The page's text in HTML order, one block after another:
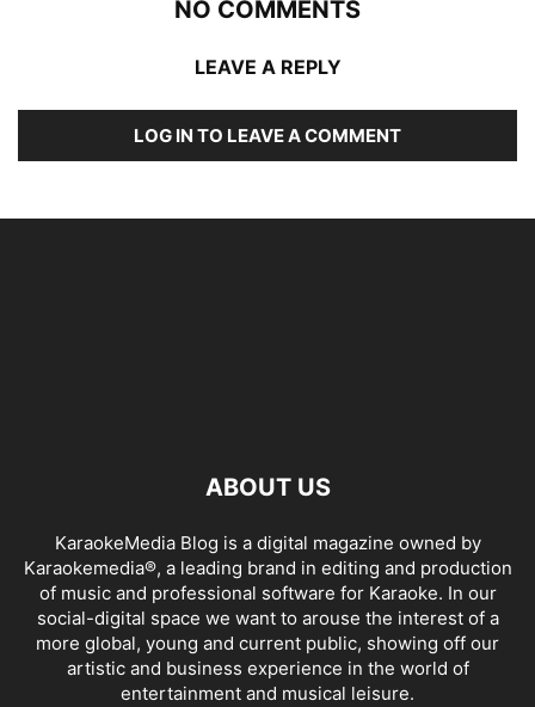
NO COMMENTS
LEAVE A REPLY
LOG IN TO LEAVE A COMMENT
ABOUT US
KaraokeMedia Blog is a digital magazine owned by
Karaokemedia®, a leading brand in editing and production
of music and professional software for Karaoke. In our
social-digital space we want to arouse the interest of a
more global, young and current public, showing off our
artistic and business experience in the world of
entertainment and musical leisure.